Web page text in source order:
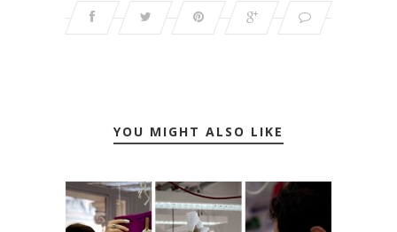
YOU MIGHT ALSO LIKE